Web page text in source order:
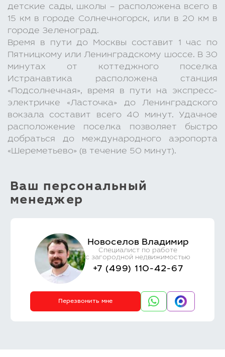
детские сады, школы – расположена всего в
15 км в городе Солнечногорск, или в 20 км в
городе Зеленоград.
Время в пути до Москвы составит 1 час по
Пятницкому или Ленинградскому шоссе. В 30
минутах от коттеджного поселка
Истранавтика расположена станция
«Подсолнечная», время в пути на экспресс-
электричке «Ласточка» до Ленинградского
вокзала составит всего 40 минут. Удачное
расположение поселка позволяет быстро
добраться до международного аэропорта
«Шереметьево» (в течение 50 минут).
Ваш персональный
менеджер
Новоселов Владимир
Специалист по работе
с загородной недвижимостью
+7 (499) 110-42-67
Перезвонить мне